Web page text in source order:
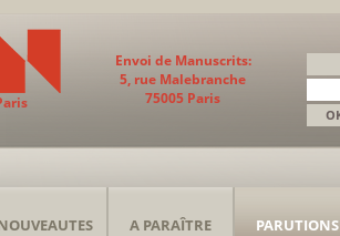
Envoi de Manuscrits:
5, rue Malebranche
75005 Paris
A PARAÎTRE PARUTIONS